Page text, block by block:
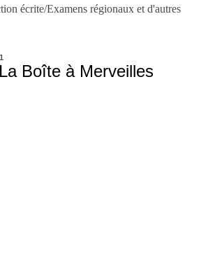
écrite/Examens régionaux et d'autres
Boîte à Merveilles